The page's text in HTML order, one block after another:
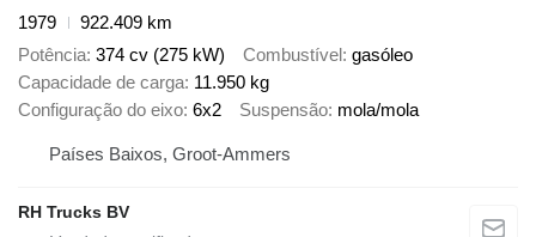
1979
922.409 km
Potência 374 cv (275 kW) Combustível gasóleo
Capacidade de carga 11.950 kg
Configuração do eixo 6x2 Suspensão mola/mola
Países Baixos, Groot-Ammers
RH Trucks BV